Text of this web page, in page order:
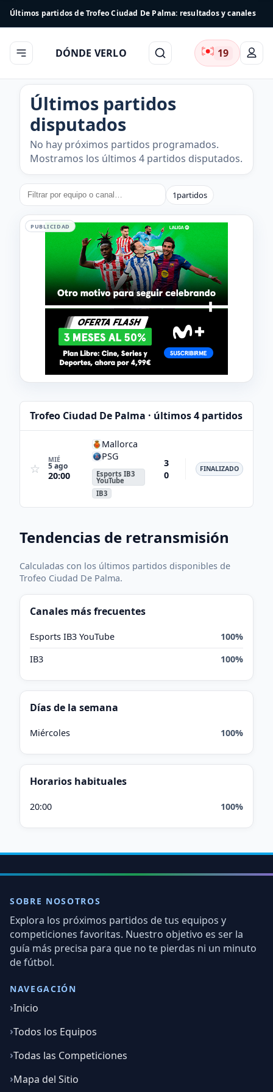
Últimos partidos de Trofeo Ciudad De Palma: resultados y canales
DÓNDE VERLO 19
Últimos partidos
disputados
No hay próximos partidos programados.
Mostramos los últimos 4 partidos disputados.
1partidos
PUBLICIDAD
Trofeo Ciudad De Palma · últimos 4 partidos
☆
MIÉ
5 ago
20:00
Mallorca
PSG
Esports IB3
YouTube
IB3
3
0
FINALIZADO
Tendencias de retransmisión
Calculadas con los últimos partidos disponibles de
Trofeo Ciudad De Palma.
Canales más frecuentes
Esports IB3 YouTube
100%
IB3
100%
Días de la semana
Miércoles 100%
Horarios habituales
20:00 100%
SOBRE NOSOTROS
Explora los próximos partidos de tus equipos y
competiciones favoritas. Nuestro objetivo es ser la
guía más precisa para que no te pierdas ni un minuto
de fútbol.
NAVEGACIÓN
Inicio
Todos los Equipos
Todas las Competiciones
Mapa del Sitio